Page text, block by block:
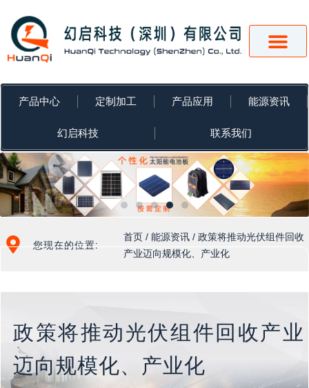
容
产品中心 定制加工 产品应用 能源资讯
幻启科技 联系我们
您现在的位置:
首页 /能源资讯 / 政策将推动光伏组件回收
产业迈向规模化、产业化
政策将推动光伏组件回收产业
迈向规模化、产业化